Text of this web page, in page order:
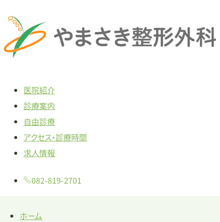
へ
医院紹介
診療案内
自由診療
アクセス・診療時間
求人情報
082-819-2701
ホーム